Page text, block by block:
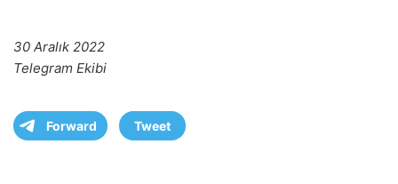
30 Aralık 2022
Telegram Ekibi
Forward Tweet